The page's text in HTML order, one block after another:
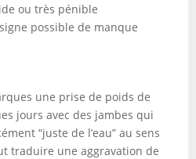
ou très pénible
possible de manque
une prise de poids de
jours avec des jambes qui
“juste de l’eau” au sens
traduire une aggravation de